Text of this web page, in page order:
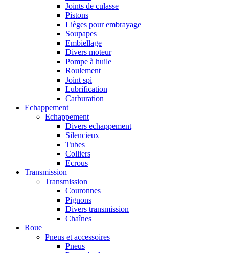
Joints de culasse
Pistons
Lièges pour embrayage
Soupapes
Embiellage
Divers moteur
Pompe à huile
Roulement
Joint spi
Lubrification
Carburation
Echappement
Echappement
Divers echappement
Silencieux
Tubes
Colliers
Ecrous
Transmission
Transmission
Couronnes
Pignons
Divers transmission
Chaînes
Roue
Pneus et accessoires
Pneus